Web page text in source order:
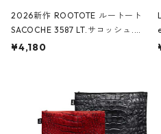
2026新作 ROOTOTE ルートート
SACOCHE 3587 LT.サコッシュ.ル
ミエ-B ショルダーバッグ グロスピ
¥4,180